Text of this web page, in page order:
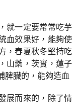
就一定要常常吃
血效果好，能夠
，春夏秋冬堅持
山藥，茨實，蓮
脾臟的，能夠造血
展而來的，除了